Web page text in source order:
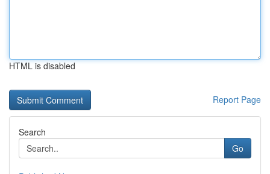
HTML is disabled
Report Page
Search
Go